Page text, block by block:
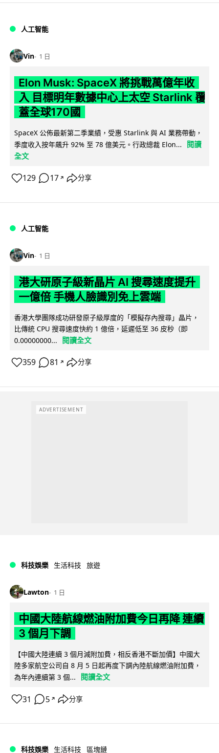
人工智能
Vin 1 日
Elon Musk: SpaceX 將挑戰萬億年收
入 目標明年數據中心上太空 Starlink 覆
蓋全球170國
SpaceX 公佈最新第二季業績，受惠 Starlink 與 AI 業務帶動，
季度收入按年飆升 92% 至 78 億美元。行政總裁 Elon...
閱讀
全文
129 17 ↗ 分享
人工智能
Vin 1 日
港大研原子級新晶片 AI 搜尋速度提升
一億倍 手機人臉識別免上雲端
香港大學團隊成功研發原子級厚度的「模擬存內搜尋」晶片，
比傳統 CPU 搜尋速度快約 1 億倍，延遲低至 36 皮秒（即
0.00000000...
閱讀全文
359 81 ↗ 分享
ADVERTISEMENT
科技娛樂 生活科技 旅遊
Lawton 1 日
中國大陸航線燃油附加費今日再降 連續
3 個月下調
【中國大陸連續 3 個月減附加費，相反香港不斷加價】中國大
陸多家航空公司自 8 月 5 日起再度下調內陸航線燃油附加費，
為年內連續第 3 個...
閱讀全文
31 5 ↗ 分享
科技娛樂 生活科技 區塊鏈